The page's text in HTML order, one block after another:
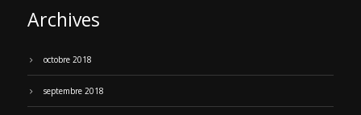
Archives
octobre 2018
septembre 2018